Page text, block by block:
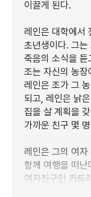
이끌게 된다.
레인은 대학에서
초년생이다. 그
죽음의 소식을 듣
조는 자신의 농장
레인은 조가 그
되고, 레인은 낡
집을 살 계획을
가까운 친구 몇
레인은 그의 여
함께 여행을 떠난
여자친구인 카트